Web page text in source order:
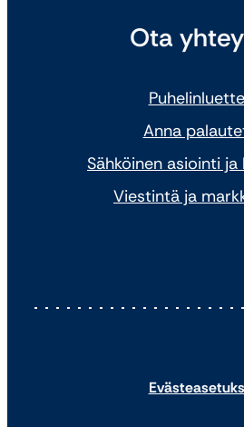
Ota
Anna
Sähköinen asiointi
Viestintä ja